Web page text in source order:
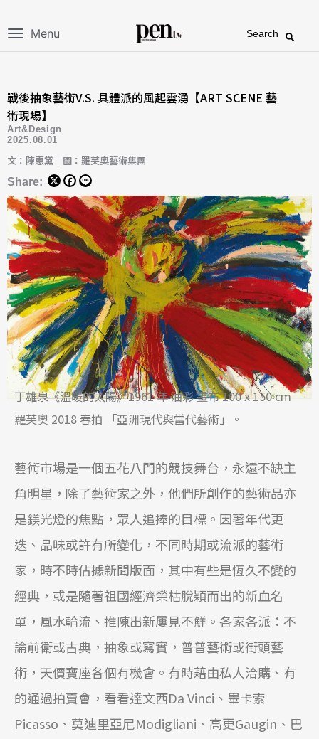
Menu Search
戰後抽象藝術V.S. 具體派的風起雲湧【ART SCENE 藝
術現場】
Art&Design
2025.08.01
文：陳惠黛｜圖：羅芙奧藝術集團
Share:
丁雄泉《溫暖的太陽》1961 年 油彩 畫布 100 x 150 cm
羅芙奧 2018 春拍 「亞洲現代與當代藝術」。
藝術市場是一個五花八門的競技舞台，永遠不缺主
角明星，除了藝術家之外，他們所創作的藝術品亦
是鎂光燈的焦點，眾人追捧的目標。因著年代更
迭、品味或許有所變化，不同時期或流派的藝術
家，時不時佔據新聞版面，其中有些是恆久不變的
經典，或是隨著祖國經濟榮枯脫穎而出的新血名
單，風水輪流、推陳出新屢見不鮮。各家各派：不
論前衛或古典，抽象或寫實，普普藝術或街頭藝
術，天價寶座各個有機會。有時藉由私人洽購、有
的通過拍賣會，看看達文西Da Vinci、畢卡索
Picasso、莫迪里亞尼Modigliani、高更Gaugin、巴